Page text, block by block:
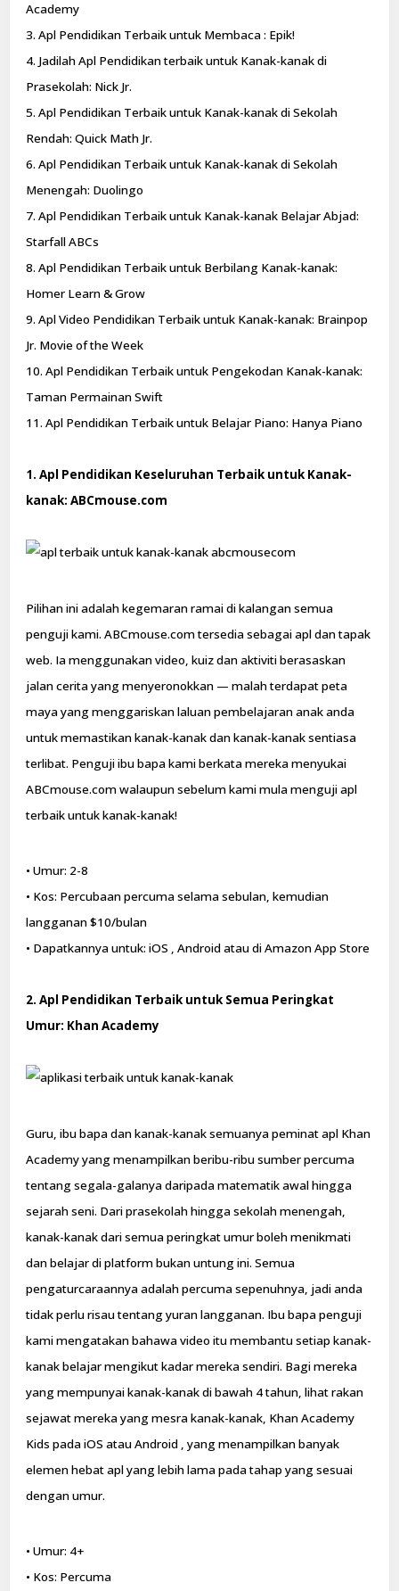
Academy
3. Apl Pendidikan Terbaik untuk Membaca : Epik!
4. Jadilah Apl Pendidikan terbaik untuk Kanak-kanak di
Prasekolah: Nick Jr.
5. Apl Pendidikan Terbaik untuk Kanak-kanak di Sekolah
Rendah: Quick Math Jr.
6. Apl Pendidikan Terbaik untuk Kanak-kanak di Sekolah
Menengah: Duolingo
7. Apl Pendidikan Terbaik untuk Kanak-kanak Belajar Abjad:
Starfall ABCs
8. Apl Pendidikan Terbaik untuk Berbilang Kanak-kanak:
Homer Learn & Grow
9. Apl Video Pendidikan Terbaik untuk Kanak-kanak: Brainpop
Jr. Movie of the Week
10. Apl Pendidikan Terbaik untuk Pengekodan Kanak-kanak:
Taman Permainan Swift
11. Apl Pendidikan Terbaik untuk Belajar Piano: Hanya Piano
1. Apl Pendidikan Keseluruhan Terbaik untuk Kanak-
kanak: ABCmouse.com
Pilihan ini adalah kegemaran ramai di kalangan semua
penguji kami. ABCmouse.com tersedia sebagai apl dan tapak
web. Ia menggunakan video, kuiz dan aktiviti berasaskan
jalan cerita yang menyeronokkan — malah terdapat peta
maya yang menggariskan laluan pembelajaran anak anda
untuk memastikan kanak-kanak dan kanak-kanak sentiasa
terlibat. Penguji ibu bapa kami berkata mereka menyukai
ABCmouse.com walaupun sebelum kami mula menguji apl
terbaik untuk kanak-kanak!
• Umur: 2-8
• Kos: Percubaan percuma selama sebulan, kemudian
langganan $10/bulan
• Dapatkannya untuk: iOS , Android atau di Amazon App Store
2. Apl Pendidikan Terbaik untuk Semua Peringkat
Umur: Khan Academy
Guru, ibu bapa dan kanak-kanak semuanya peminat apl Khan
Academy yang menampilkan beribu-ribu sumber percuma
tentang segala-galanya daripada matematik awal hingga
sejarah seni. Dari prasekolah hingga sekolah menengah,
kanak-kanak dari semua peringkat umur boleh menikmati
dan belajar di platform bukan untung ini. Semua
pengaturcaraannya adalah percuma sepenuhnya, jadi anda
tidak perlu risau tentang yuran langganan. Ibu bapa penguji
kami mengatakan bahawa video itu membantu setiap kanak-
kanak belajar mengikut kadar mereka sendiri. Bagi mereka
yang mempunyai kanak-kanak di bawah 4 tahun, lihat rakan
sejawat mereka yang mesra kanak-kanak, Khan Academy
Kids pada iOS atau Android , yang menampilkan banyak
elemen hebat apl yang lebih lama pada tahap yang sesuai
dengan umur.
• Umur: 4+
• Kos: Percuma